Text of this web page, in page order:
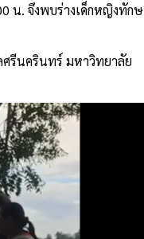
น. จึงพบร่างเด็กหญิงทักษ
ศรีนครินทร์ มหาวิทยาลัย